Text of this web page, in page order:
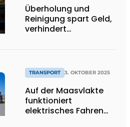
Überholung und
Reinigung spart Geld,
verhindert
TRANSPORT 3. OKTOBER 2025
Auf der Maasvlakte
funktioniert
elektrisches Fahren